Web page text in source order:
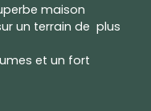
maison
un terrain de plus
et un fort